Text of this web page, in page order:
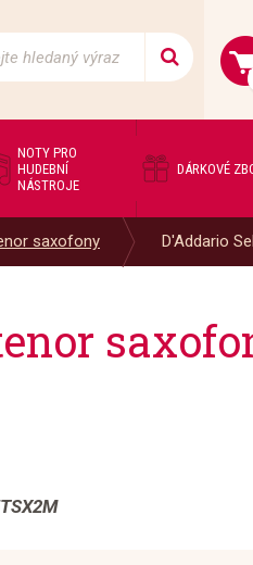
NOTY PRO
HUDEBNÍ
NÁSTROJE
DÁRKOVÉ
saxofony D'Addario